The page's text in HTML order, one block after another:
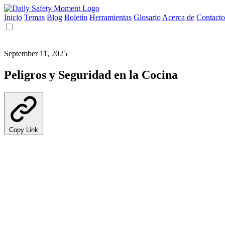
Inicio Temas Blog Boletín Herramientas Glosario Acerca de Contacto
September 11, 2025
Peligros y Seguridad en la Cocina
Copy Link